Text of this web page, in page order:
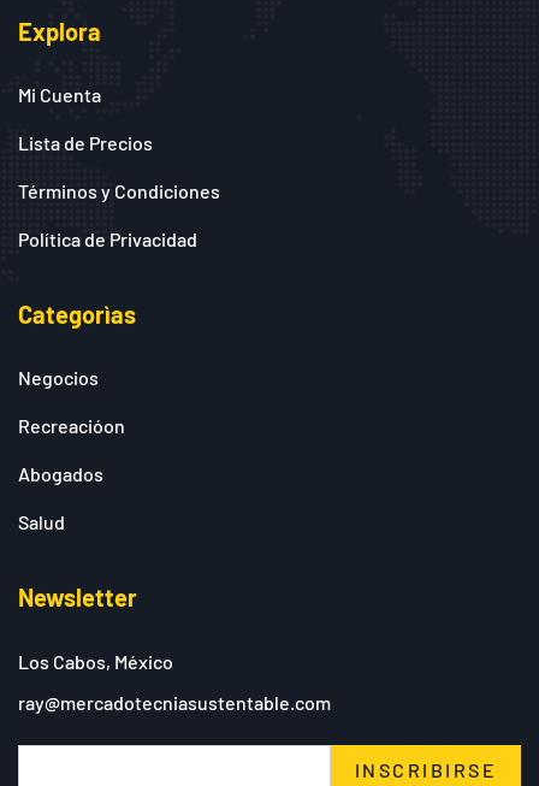
Explora
Mi Cuenta
Lista de Precios
Términos y Condiciones
Política de Privacidad
Categorìas
Negocios
Recreacióon
Abogados
Salud
Newsletter
Los Cabos, México
ray@mercadotecniasustentable.com
INSCRIBIRSE